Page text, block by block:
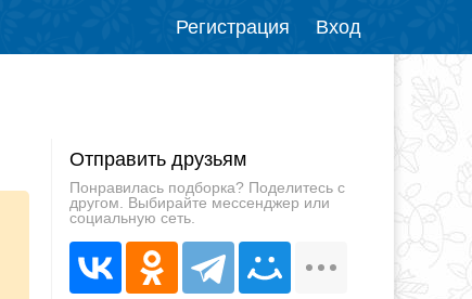
Регистрация Вход
Отправить друзьям
Понравилась подборка? Поделитесь с
другом. Выбирайте мессенджер или
социальную сеть.